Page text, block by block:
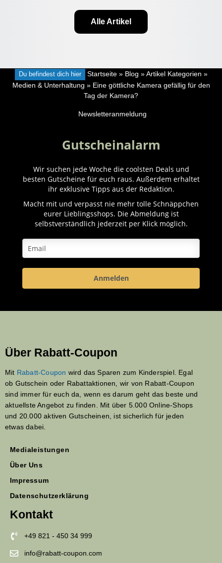
Alle Artikel
Du befindest dich hier Startseite» Blog » Artikel Kategorien »
Medien & Unterhaltung » Eine göttliche Kamera gefällig für den
Tag der Kamera?
Newsletteranmeldung
Gutscheinalarm
Wir suchen jede Woche die coolsten Deals und
besten Gutscheine für euch raus. Außerdem erhaltet
ihr exklusive Tipps aus der Redaktion.
Macht mit und verpasst nie mehr tolle Schnäppchen
eurer Lieblingsshops. Die Abmeldung ist
selbstverständlich jederzeit per Klick möglich.
Anmelden
Über Rabatt-Coupon
Mit Rabatt-Coupon wird das Sparen zum Kinderspiel. Egal
ob Gutschein oder Rabattaktionen, wir von Rabatt-Coupon
sind immer für euch da, wenn es darum geht das beste und
aktuellste Angebot zu finden. Mit über 5.000 Online-Shops
und 20.000 aktiven Gutscheinen, ist sicherlich für jeden
etwas dabei.
Medialeistungen
Über Uns
Impressum
Datenschutzerklärung
Kontakt
+49 821 - 450 34 999
info@rabatt-coupon.com